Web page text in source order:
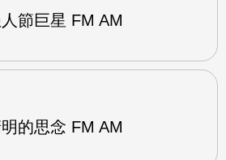
節巨星 FM AM
的思念 FM AM